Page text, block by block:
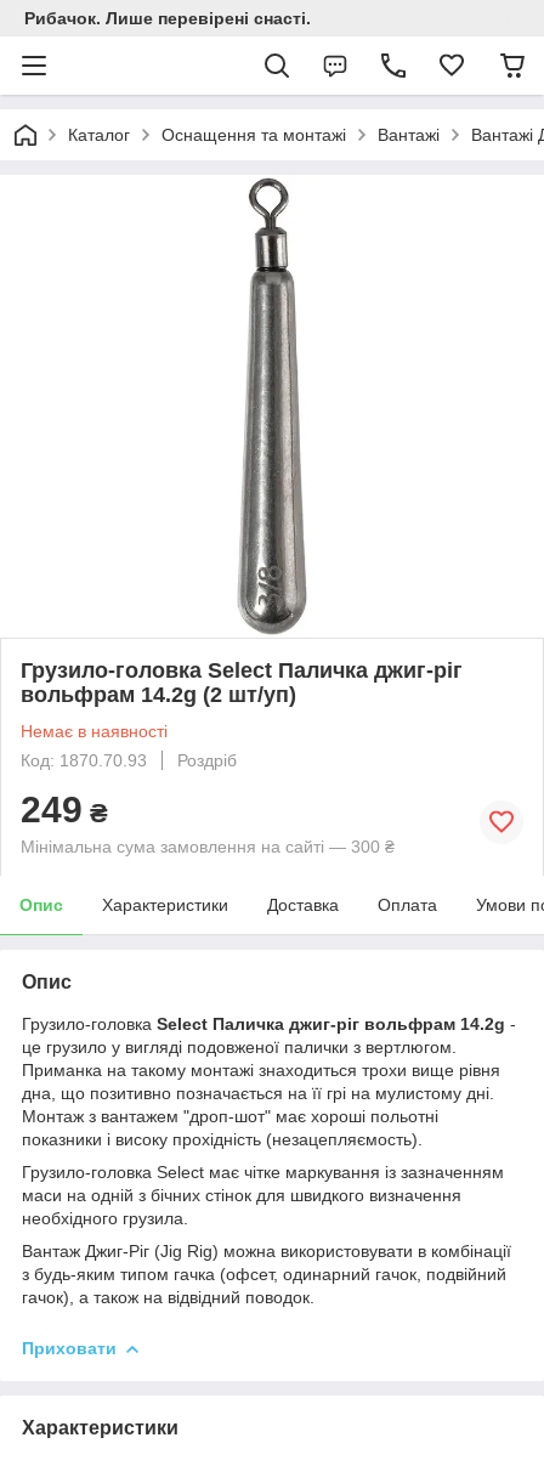
Рибачок. Лише перевірені снасті.
Каталог Оснащення та монтажі Вантажі Вантажі
Грузило-головка Select Паличка джиг-ріг
вольфрам 14.2g (2 шт/уп)
Немає в наявності
Код: 1870.70.93
Роздріб
249 ₴
Мінімальна сума замовлення на сайті — 300 ₴
Опис Характеристики Доставка Оплата Умови
Опис
Грузило-головка Select Паличка джиг-ріг вольфрам 14.2g -
це грузило у вигляді подовженої палички з вертлюгом.
Приманка на такому монтажі знаходиться трохи вище рівня
дна, що позитивно позначається на її грі на мулистому дні.
Монтаж з вантажем "дроп-шот" має хороші польотні
показники і високу прохідність (незацепляємость).
Грузило-головка Select має чітке маркування із зазначенням
маси на одній з бічних стінок для швидкого визначення
необхідного грузила.
Вантаж Джиг-Ріг (Jig Rig) можна використовувати в комбінації
з будь-яким типом гачка (офсет, одинарний гачок, подвійний
гачок), а також на відвідний поводок.
Приховати
Характеристики